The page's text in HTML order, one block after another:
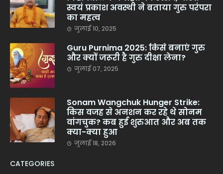
स्वयं प्रकाश अवस्थी ने बताया गुरु परंपरा
का महत्व
जुलाई 10, 2025
Guru Purnima 2025: किसे बनाएं गुरु
और क्यों जरूरी है गुरु दीक्षा लेना?
जुलाई 07, 2025
Sonam Wangchuk Hunger Strike:
किस वजह से अनशन कर रहे थे सोनम
वांगचुक? कब हुई शुरुआत और अब तक
क्या-क्या हुआ
जुलाई 18, 2026
CATEGORIES